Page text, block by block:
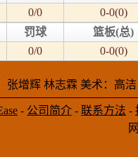
0/0
0-0(0)
罚球
篮板(总)
0/0 0-0(0)
张增辉 林志霖 美术：高
- 公司简介 - 联系方法 -